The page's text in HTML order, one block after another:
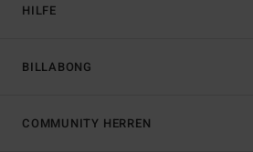
HILFE
BILLABONG
COMMUNITY HERREN